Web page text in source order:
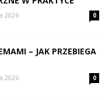
2026 0
– JAK PRZEBIEGA
2026 0